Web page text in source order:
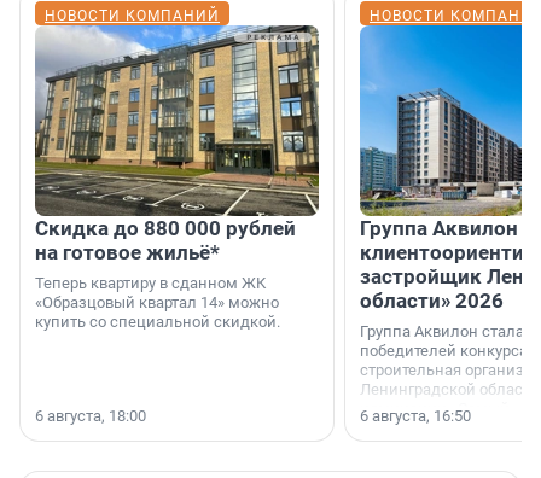
НОВОСТИ КОМПАНИЙ
Скидка до 880 000 рублей
на готовое жильё*
Теперь квартиру в сданном ЖК
«Образцовый квартал 14» можно
купить со специальной скидкой.
6 августа, 18:00
НОВОСТИ
Группа Аквилон
застройщик
области» 2026
Группа Аквилон стала
победителей конкурса
строительная
Ленинградской области
номинации «Самый
застройщик
области».
6 августа, 16:50